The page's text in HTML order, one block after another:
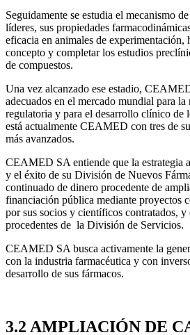
Seguidamente se estudia el mecanismo
líderes, sus propiedades
eficacia en animales de experimentación,
concepto y completar los estudios
de compuestos.
Una vez alcanzado ese estadio,
adecuados en el mercado mundial para
regulatoria y para el desarrollo clínico de
está actualmente CEAMED con tres de
más avanzados.
CEAMED SA entiende que la estrategia
y el éxito de su División de Nuevos
continuado de dinero procedente de
financiación pública mediante proyectos
por sus socios y científicos contratados, y
procedentes de la División de Servicios.
CEAMED SA busca activamente la
con la industria farmacéutica y con
desarrollo de sus fármacos.
3.2 AMPLIACIÓN DE